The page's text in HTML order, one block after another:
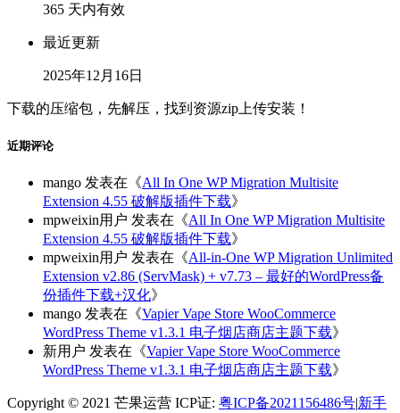
365 天内有效
最近更新
2025年12月16日
下载的压缩包，先解压，找到资源zip上传安装！
近期评论
mango 发表在《All In One WP Migration Multisite
Extension 4.55 破解版插件下载》
mpweixin用户 发表在《All In One WP Migration Multisite
Extension 4.55 破解版插件下载》
mpweixin用户 发表在《All-in-One WP Migration Unlimited
Extension v2.86 (ServMask) + v7.73 – 最好的WordPress备
份插件下载+汉化》
mango 发表在《Vapier Vape Store WooCommerce
WordPress Theme v1.3.1 电子烟店商店主题下载》
新用户 发表在《Vapier Vape Store WooCommerce
WordPress Theme v1.3.1 电子烟店商店主题下载》
Copyright © 2021 芒果运营 ICP证: 粤ICP备2021156486号|新手